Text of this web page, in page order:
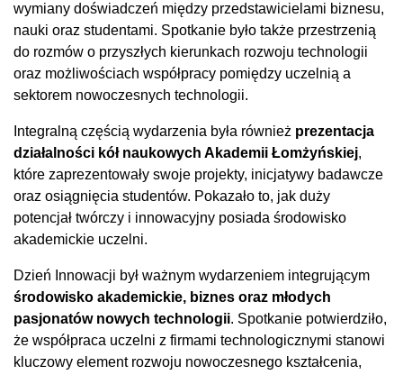
wymiany doświadczeń między przedstawicielami biznesu,
nauki oraz studentami. Spotkanie było także przestrzenią
do rozmów o przyszłych kierunkach rozwoju technologii
oraz możliwościach współpracy pomiędzy uczelnią a
sektorem nowoczesnych technologii.
Integralną częścią wydarzenia była również prezentacja
działalności kół naukowych Akademii Łomżyńskiej,
które zaprezentowały swoje projekty, inicjatywy badawcze
oraz osiągnięcia studentów. Pokazało to, jak duży
potencjał twórczy i innowacyjny posiada środowisko
akademickie uczelni.
Dzień Innowacji był ważnym wydarzeniem integrującym
środowisko akademickie, biznes oraz młodych
pasjonatów nowych technologii. Spotkanie potwierdziło,
że współpraca uczelni z firmami technologicznymi stanowi
kluczowy element rozwoju nowoczesnego kształcenia,